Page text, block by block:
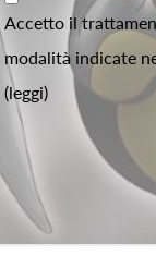
Accetto il
modalità indicate
(leggi)